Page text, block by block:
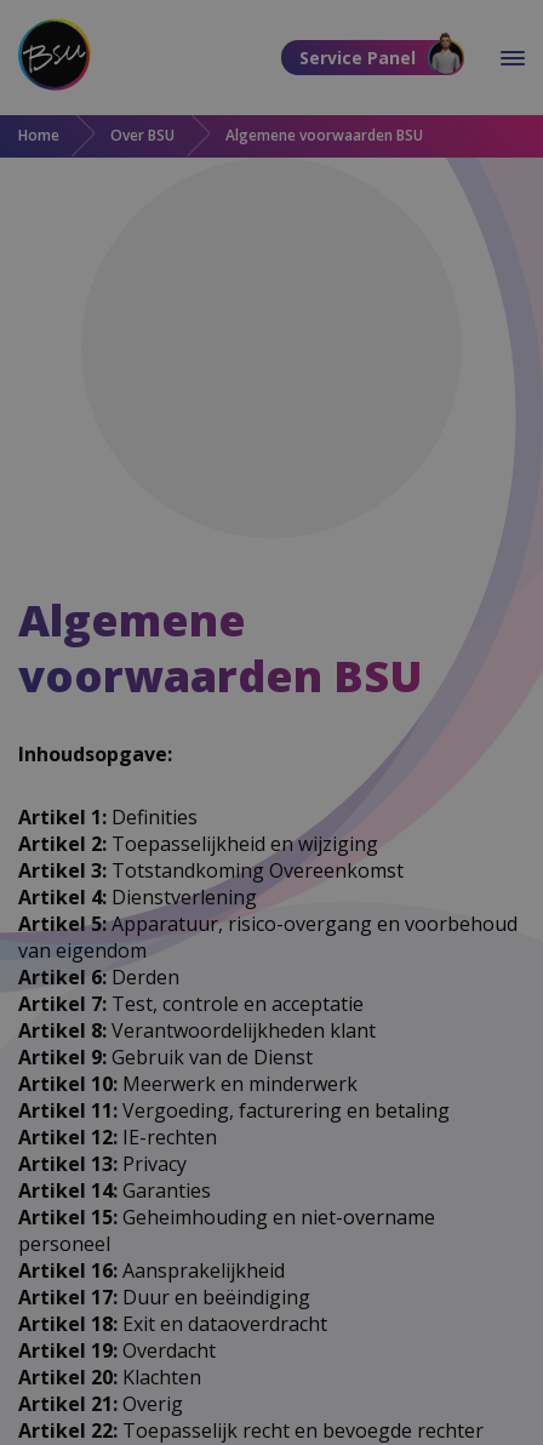
Direct naar de content
Direct naar de footer
Home Over BSU Algemene voorwaarden BSU
Service Panel
Algemene
voorwaarden BSU
Inhoudsopgave:
Artikel 1: Definities
Artikel 2: Toepasselijkheid en wijziging
Artikel 3: Totstandkoming Overeenkomst
Artikel 4: Dienstverlening
Artikel 5:Apparatuur, risico-overgang en voorbehoud
van eigendom
Artikel 6: Derden
Artikel 7: Test, controle en acceptatie
Artikel 8:Verantwoordelijkheden klant
Artikel 9:Gebruik van de Dienst
Artikel 10: Meerwerk en minderwerk
Artikel 11:Vergoeding, facturering en betaling
Artikel 12: IE-rechten
Artikel 13: Privacy
Artikel 14:Garanties​​​​​​​
Artikel 15:Geheimhouding en niet-overname
personeel​​​​​​​
Artikel 16:Aansprakelijkheid
Artikel 17: Duur en beëindiging​​​​​​​
Artikel 18: Exit en dataoverdracht​​​​​​​​​​​​​​
Artikel 19:Overdacht
Artikel 20: Klachten
Artikel 21:Overig
Artikel 22: Toepasselijk recht en bevoegde rechter